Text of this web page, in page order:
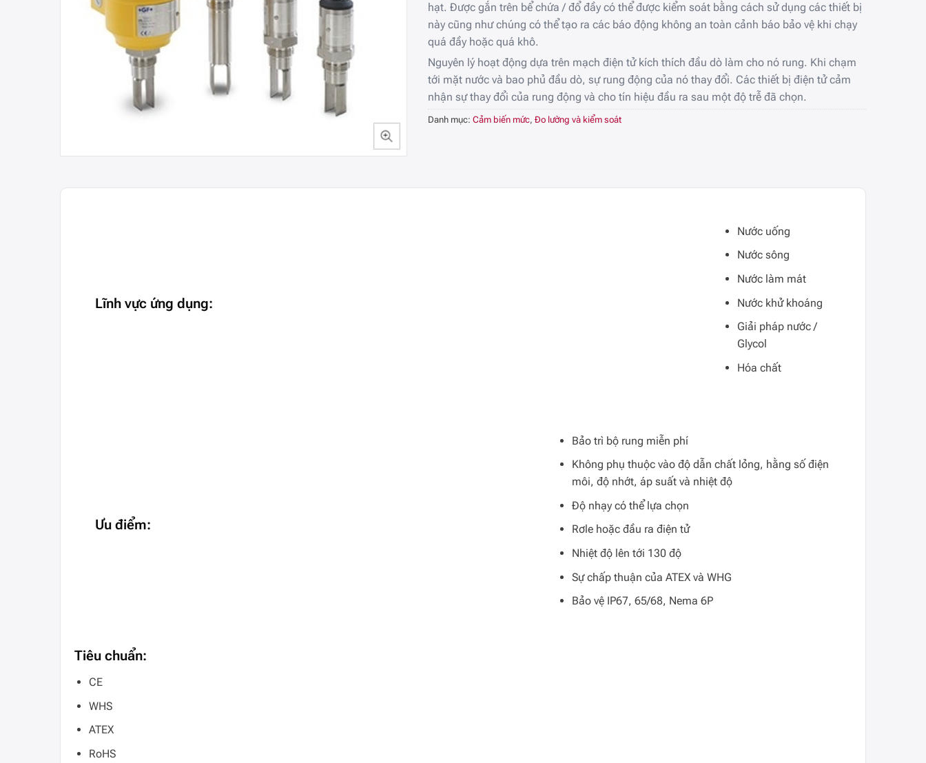
hạt. Được gắn trên bể chứa / đổ đầy có thể được kiểm soát bằng cách sử dụng các thiết bị
này cũng như chúng có thể tạo ra các báo động không an toàn cảnh báo bảo vệ khi chạy
quá đầy hoặc quá khô.
Nguyên lý hoạt động dựa trên mạch điện tử kích thích đầu dò làm cho nó rung. Khi chạm
tới mặt nước và bao phủ đầu dò, sự rung động của nó thay đổi. Các thiết bị điện tử cảm
nhận sự thay đổi của rung động và cho tín hiệu đầu ra sau một độ trễ đã chọn.
Danh mục: Cảm biến mức, Đo lường và kiểm soát
Lĩnh vực ứng dụng:
Nước uống
Nước sông
Nước làm mát
Nước khử khoáng
Giải pháp nước /
Glycol
Hóa chất
Ưu điểm:
Bảo trì bộ rung miễn phí
Không phụ thuộc vào độ dẫn chất lỏng, hằng số điện
môi, độ nhớt, áp suất và nhiệt độ
Độ nhạy có thể lựa chọn
Rơle hoặc đầu ra điện tử
Nhiệt độ lên tới 130 độ
Sự chấp thuận của ATEX và WHG
Bảo vệ IP67, 65/68, Nema 6P
Tiêu chuẩn:
CE
WHS
ATEX
RoHS